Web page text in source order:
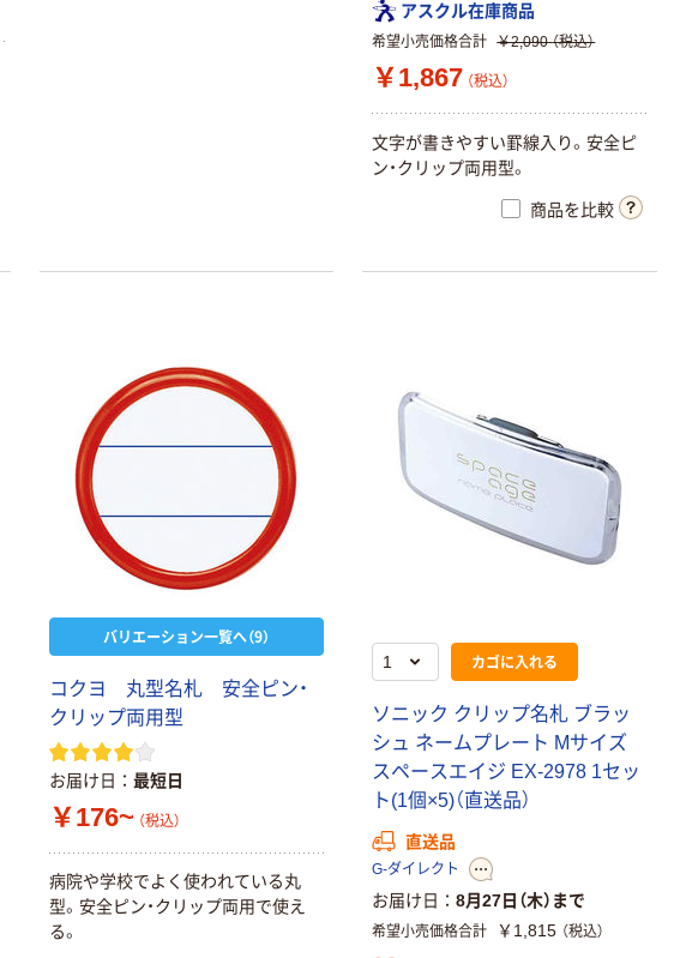
アスクル在庫商品
希望小売価格合計 ￥2,090 （税込）
￥1,867 （税込）
文字が書きやすい罫線入り。安全ピ
ン・クリップ両用型。
商品を比較
バリエーション一覧へ（9）
コクヨ 丸型名札 安全ピン・
クリップ両用型
お届け日 最短日
￥176~ （税込）
病院や学校でよく使われている丸
型。安全ピン・クリップ両用で使え
る。
カゴに入れる
ソニック クリップ名札 ブラッ
シュ ネームプレート Mサイズ
スペースエイジ EX-2978 1セッ
ト(1個×5)（直送品）
直送品
G-ダイレクト
お届け日 8月27日（木）まで
希望小売価格合計 ￥1,815 （税込）